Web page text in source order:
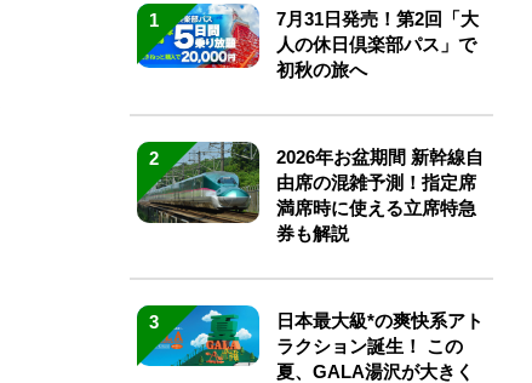
1
7月31日発売！第2回「大
人の休日倶楽部パス」で
初秋の旅へ
2
2026年お盆期間 新幹線自
由席の混雑予測！指定席
満席時に使える立席特急
券も解説
3
日本最大級*の爽快系アト
ラクション誕生！ この
夏、GALA湯沢が大きく